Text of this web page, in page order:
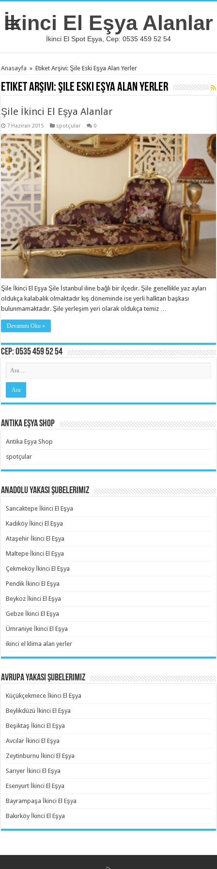
İkinci El Eşya Alanlar
İkinci El Spot Eşya, Cep: 0535 459 52 54
Anasayfa » Etiket Arşivi: Şile Eski Eşya Alan Yerler
Etiket Arşivi:Şile Eski Eşya Alan Yerler
Şile İkinci El Eşya Alanlar
7 Haziran 2015 spotçular 0
Şile İkinci El Eşya Şile İstanbul iline bağlı bir ilçedir. Şile genellikle yaz ayları
oldukça kalabalık olmaktadır kış döneminde ise yerli halktan başkası
bulunmamaktadır. Şile yerleşim yeri olarak oldukça temiz …
Devamını Oku »
Cep: 0535 459 52 54
Antika Eşya Shop
Antika Eşya Shop
spotçular
Anadolu Yakası Şubelerimiz
Sancaktepe İkinci El Eşya
Kadıköy İkinci El Eşya
Ataşehir İkinci El Eşya
Maltepe İkinci El Eşya
Çekmeköy İkinci El Eşya
Pendik İkinci El Eşya
Beykoz İkinci El Eşya
Gebze İkinci El Eşya
Ümraniye İkinci El Eşya
ikinci el klima alan yerler
Avrupa Yakası Şubelerimiz
Küçükçekmece İkinci El Eşya
Beylikdüzü İkinci El Eşya
Beşiktaş İkinci El Eşya
Avcılar İkinci El Eşya
Zeytinburnu İkinci El Eşya
Sarıyer İkinci El Eşya
Esenyurt İkinci El Eşya
Bayrampaşa İkinci El Eşya
Bakırköy İkinci El Eşya